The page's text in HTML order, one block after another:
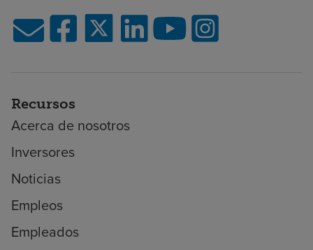
Recursos
Acerca de nosotros
Inversores
Noticias
Empleos
Empleados